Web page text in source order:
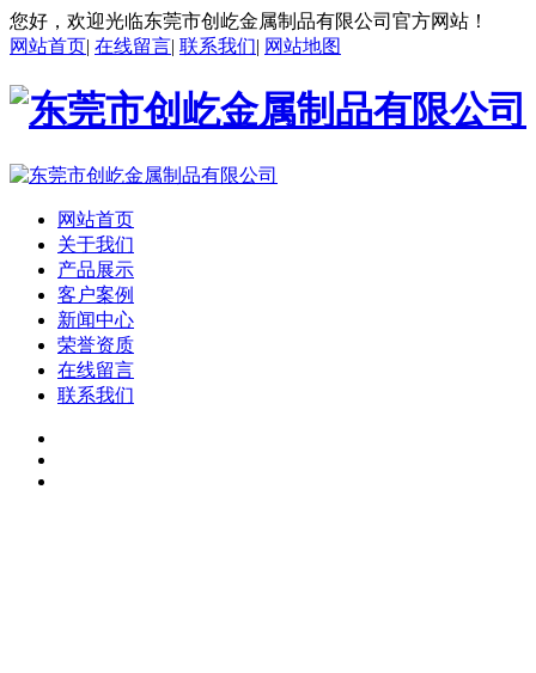
您好，欢迎光临东莞市创屹金属制品有限公司官方网站！
网站首页| 在线留言| 联系我们| 网站地图
网站首页
关于我们
产品展示
客户案例
新闻中心
荣誉资质
在线留言
联系我们